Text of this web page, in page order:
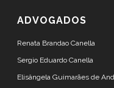
ADVOGADOS
Renata Brandao Canella
Sergio Eduardo Canella
Elisângela Guimarães de